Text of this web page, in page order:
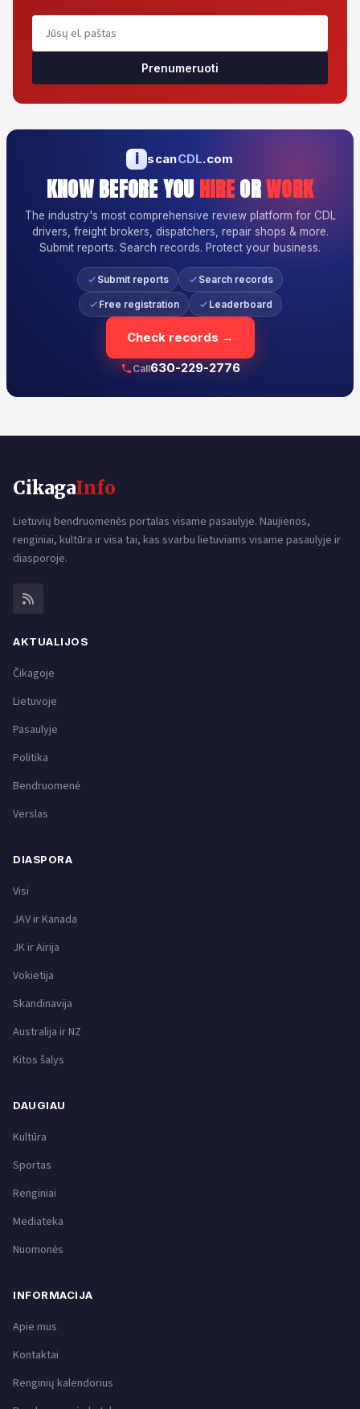
Prenumeruoti
i scanCDL.com
KNOW BEFORE YOU HIREORWORK
The industry's most comprehensive review platform for CDL
drivers, freight brokers, dispatchers, repair shops & more.
Submit reports. Search records. Protect your business.
Submit reports Search records
Free registration Leaderboard
Check records →
Call630-229-2776
CikagaInfo
Lietuvių bendruomenės portalas visame pasaulyje. Naujienos,
renginiai, kultūra ir visa tai, kas svarbu lietuviams visame pasaulyje ir
diasporoje.
AKTUALIJOS
Čikagoje
Lietuvoje
Pasaulyje
Politika
Bendruomenė
Verslas
DIASPORA
Visi
JAV ir Kanada
JK ir Airija
Vokietija
Skandinavija
Australija ir NZ
Kitos šalys
DAUGIAU
Kultūra
Sportas
Renginiai
Mediateka
Nuomonės
INFORMACIJA
Apie mus
Kontaktai
Renginių kalendorius